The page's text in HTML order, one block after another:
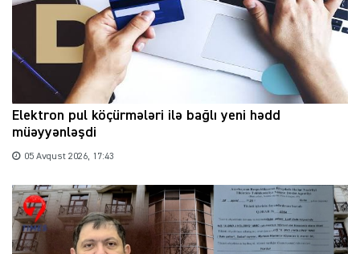
Elektron pul köçürmələri ilə bağlı yeni hədd
müəyyənləşdi
05 Avqust 2026, 17:43